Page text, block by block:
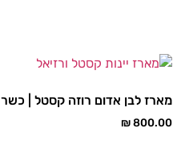
מארז לבן אדום רוזה קסטל | כשר
₪800.00